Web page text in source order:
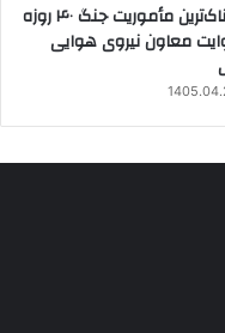
خطرناک‌ترین مأموریت جنگ ۴۰ روزه
معاون نیروی هوایی